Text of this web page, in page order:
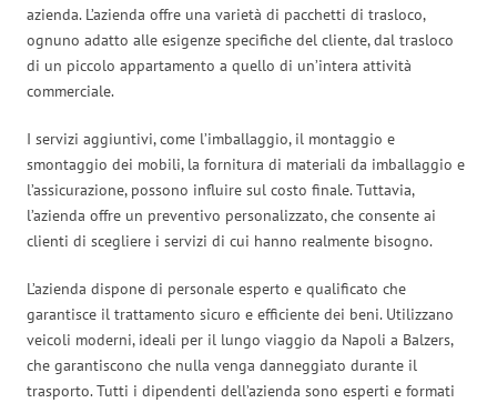
azienda. L’azienda offre una varietà di pacchetti di trasloco,
ognuno adatto alle esigenze specifiche del cliente, dal trasloco
di un piccolo appartamento a quello di un’intera attività
commerciale.
I servizi aggiuntivi, come l’imballaggio, il montaggio e
smontaggio dei mobili, la fornitura di materiali da imballaggio e
l’assicurazione, possono influire sul costo finale. Tuttavia,
l’azienda offre un preventivo personalizzato, che consente ai
clienti di scegliere i servizi di cui hanno realmente bisogno.
L’azienda dispone di personale esperto e qualificato che
garantisce il trattamento sicuro e efficiente dei beni. Utilizzano
veicoli moderni, ideali per il lungo viaggio da Napoli a Balzers,
che garantiscono che nulla venga danneggiato durante il
trasporto. Tutti i dipendenti dell’azienda sono esperti e formati